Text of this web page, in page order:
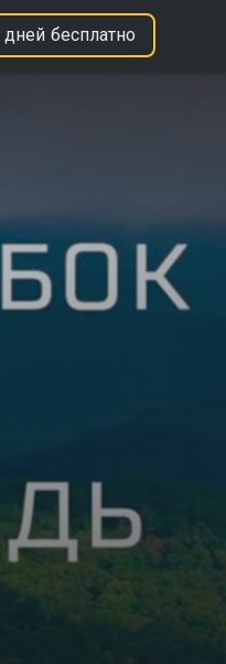
дней бесплатно